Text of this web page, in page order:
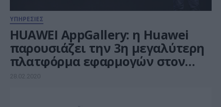
ΥΠΗΡΕΣΙΕΣ
HUAWEI AppGallery: η Huawei
παρουσιάζει την 3η μεγαλύτερη
πλατφόρμα εφαρμογών στον
κόσμο και πρώτη μεγάλη
28.02.2020